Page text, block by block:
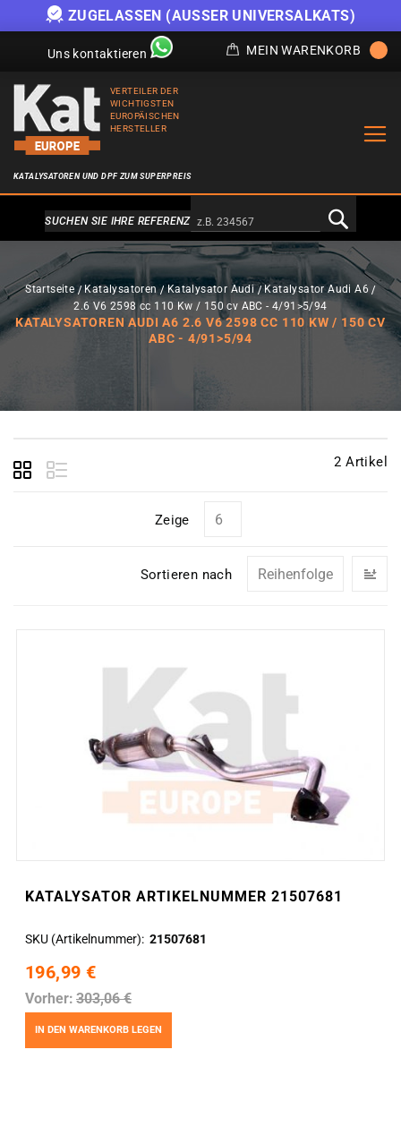
ZUGELASSEN (AUSSER UNIVERSALKATS)
Uns kontaktieren MEIN WARENKORB
VERTEILER DER
WICHTIGSTEN
EUROPÄISCHEN
HERSTELLER
KATALYSATOREN UND DPF ZUM SUPERPREIS
Alternativa a Doofinder
SUCHEN SIE IHRE REFERENZ
Startseite Katalysatoren Katalysator Audi
Katalysator Audi A6
2.6 V6 2598 cc 110 Kw / 150 cv ABC - 4/91>5/94
KATALYSATOREN AUDI A6 2.6 V6 2598 CC 110 KW / 150 CV
ABC - 4/91>5/94
2 Artikel
Zeige
Sortieren nach
KATALYSATOR ARTIKELNUMMER 21507681
SKU (Artikelnummer) 21507681
196,99 €
Vorher: 303,06 €
IN DEN WARENKORB LEGEN